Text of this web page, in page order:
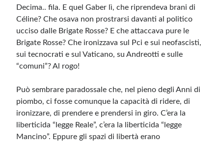
Decima.. fila. E quel Gaber lì, che riprendeva brani di
Céline? Che osava non prostrarsi davanti al politico
ucciso dalle Brigate Rosse? E che attaccava pure le
Brigate Rosse? Che ironizzava sul Pci e sui neofascisti,
sui tecnocrati e sul Vaticano, su Andreotti e sulle
“comuni”? Al rogo!
Può sembrare paradossale che, nel pieno degli Anni di
piombo, ci fosse comunque la capacità di ridere, di
ironizzare, di prendere e prendersi in giro. C’era la
liberticida “legge Reale”, c’era la liberticida “legge
Mancino”. Eppure gli spazi di libertà erano